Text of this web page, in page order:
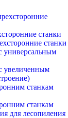
станки
станки
универсальным
увеличенным
станкам
станкам
для лесопиления